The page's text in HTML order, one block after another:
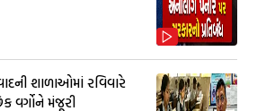
શાળાઓમાં રવિવારે
વર્ગોને મંજૂરી